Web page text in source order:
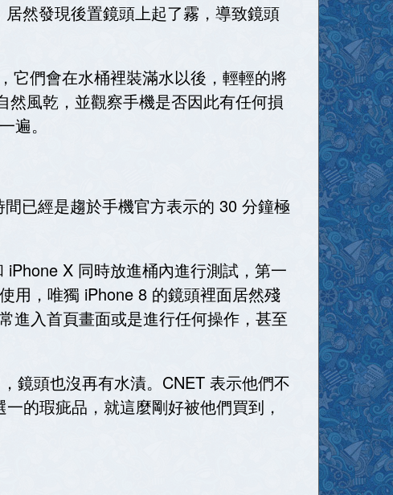
然發現後置鏡頭上起了霧，導致鏡頭
它們會在水桶裡裝滿水以後，輕輕的將
風乾，並觀察手機是否因此有任何損
遍。
已經是趨於手機官方表示的 30 分鐘極
X 同時放進桶內進行測試，第一
用，唯獨 iPhone 8 的鏡頭裡面居然殘
進入首頁畫面或是進行任何操作，甚至
鏡頭也沒再有水漬。CNET 表示他們不
的瑕疵品，就這麼剛好被他們買到，